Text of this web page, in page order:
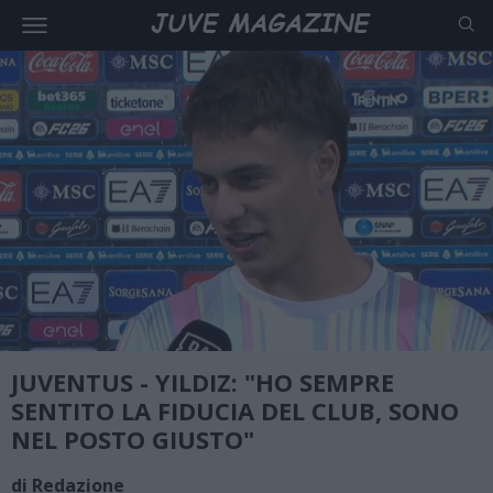
JUVENTUS - YILDIZ: "HO SEMPRE
SENTITO LA FIDUCIA DEL CLUB, SONO
NEL POSTO GIUSTO"
di Redazione